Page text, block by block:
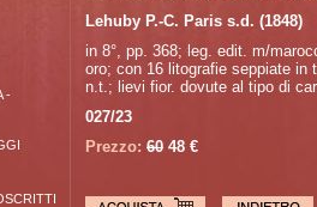
-
Lehuby P.-C. Paris s.d. (1848)
in 8°, pp. 368; leg. edit. m/
oro; con 16 litografie seppiate
n.t.; lievi fior. dovute al tipo di
027/23
Prezzo: 60 48 €